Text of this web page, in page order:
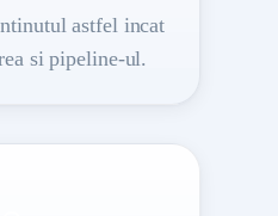
astfel incat
si pipeline-ul.